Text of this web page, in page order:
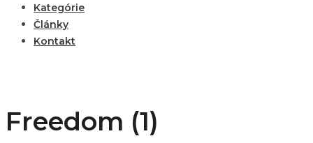
Kategórie
Články
Kontakt
Freedom (1)